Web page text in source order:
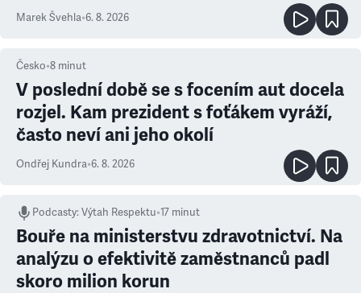
Marek Švehla•6. 8. 2026
Česko•8 minut
V poslední době se s focením aut docela
rozjel. Kam prezident s foťákem vyráží,
často neví ani jeho okolí
Ondřej Kundra•6. 8. 2026
Podcasty:Výtah Respektu•17 minut
Bouře na ministerstvu zdravotnictví. Na
analýzu o efektivitě zaměstnanců padl
skoro milion korun